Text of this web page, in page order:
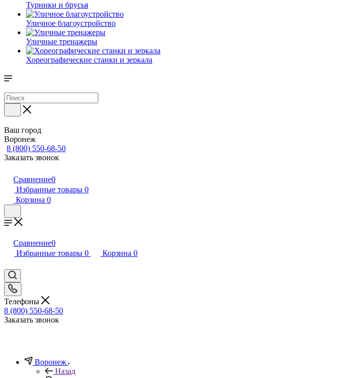
Турники и брусья
Уличное благоустройство
Уличные тренажеры
Хореографические станки и зеркала
Ваш город
Воронеж
8 (800) 550-68-50
Заказать звонок
Сравнение0
Избранные товары 0
Корзина 0
Сравнение0
Избранные товары 0 Корзина 0
Телефоны
8 (800) 550-68-50
Заказать звонок
Воронеж
Назад